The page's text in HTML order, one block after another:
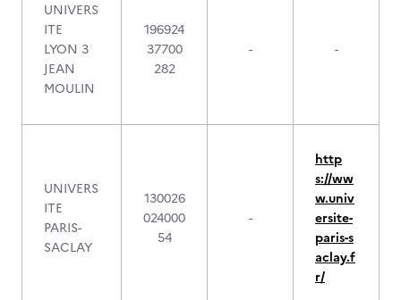
UNIVERS
ITE
LYON 3
JEAN
MOULIN
196924
37700
282
- -
UNIVERS
ITE
PARIS-
SACLAY
130026
024000
54
-
http
s://ww
w.univ
ersite-
paris-s
aclay.f
r/